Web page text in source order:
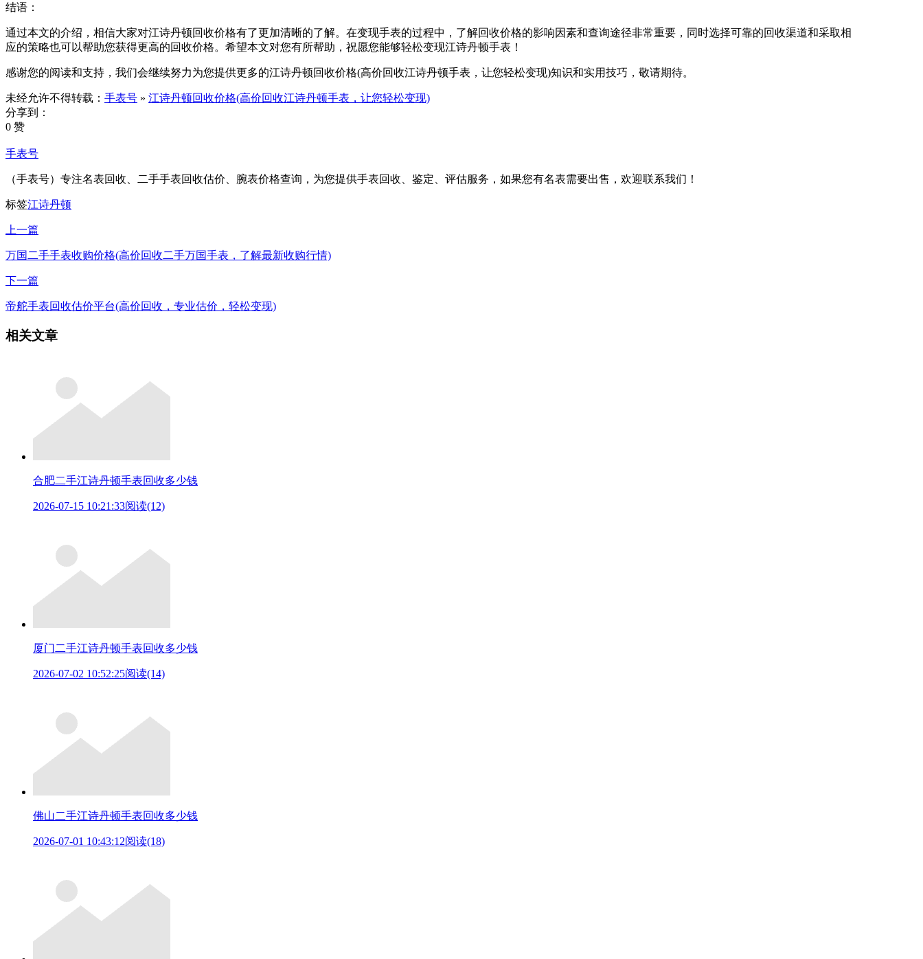
结语：
通过本文的介绍，相信大家对江诗丹顿回收价格有了更加清晰的了解。在变现手表的过程中，了解回收价格的影响因素和查询途径非常重要，同时选择可靠的回收渠道和采取相
应的策略也可以帮助您获得更高的回收价格。希望本文对您有所帮助，祝愿您能够轻松变现江诗丹顿手表！
感谢您的阅读和支持，我们会继续努力为您提供更多的江诗丹顿回收价格(高价回收江诗丹顿手表，让您轻松变现)知识和实用技巧，敬请期待。
未经允许不得转载： 手表号 » 江诗丹顿回收价格(高价回收江诗丹顿手表，让您轻松变现)
分享到：
0 赞
手表号
（手表号）专注名表回收、二手手表回收估价、腕表价格查询，为您提供手表回收、鉴定、评估服务，如果您有名表需要出售，欢迎联系我们！
标签江诗丹顿
上一篇
万国二手手表收购价格(高价回收二手万国手表，了解最新收购行情)
下一篇
帝舵手表回收估价平台(高价回收，专业估价，轻松变现)
相关文章
合肥二手江诗丹顿手表回收多少钱
2026-07-15 10:21:33阅读(12)
厦门二手江诗丹顿手表回收多少钱
2026-07-02 10:52:25阅读(14)
佛山二手江诗丹顿手表回收多少钱
2026-07-01 10:43:12阅读(18)